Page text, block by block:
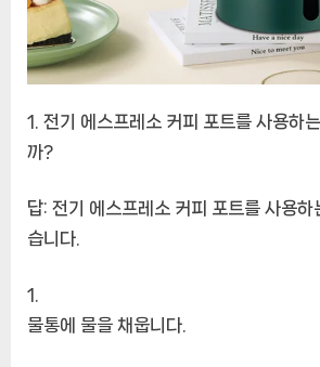
전기 에스프레소 커피 포트를 사용하
까?
답: 전기 에스프레소 커피 포트를 사용하
습니다.
물통에 물을 채웁니다.